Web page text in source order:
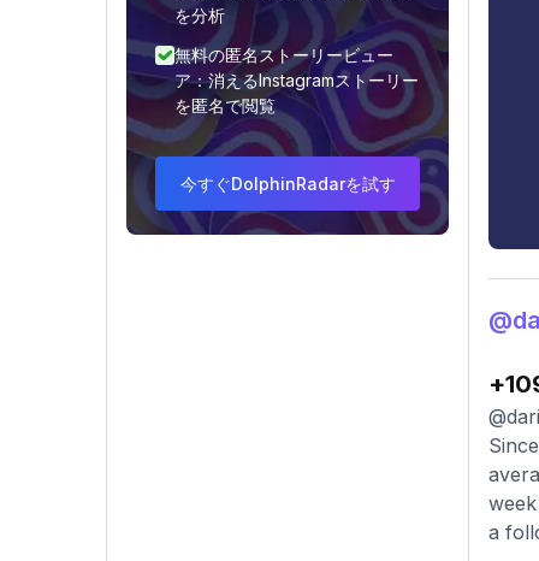
を分析
無料の匿名ストーリービュー
ア：消えるInstagramストーリー
を匿名で閲覧
今すぐDolphinRadarを試す
a